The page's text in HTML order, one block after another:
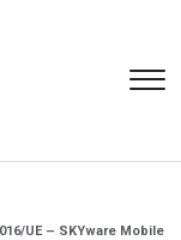
UE – SKYware Mobile